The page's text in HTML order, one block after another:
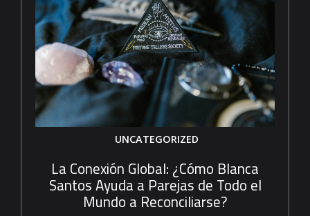
UNCATEGORIZED
La Conexión Global: ¿Cómo Blanca
Santos Ayuda a Parejas de Todo el
Mundo a Reconciliarse?